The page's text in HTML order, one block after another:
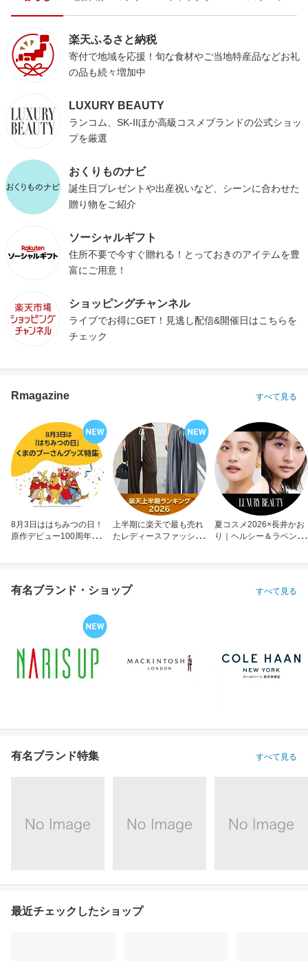
楽天ふるさと納税
寄付で地域を応援！旬な食材やご当地特産品などお礼
の品も続々増加中
LUXURY BEAUTY
ランコム、SK-IIほか高級コスメブランドの公式ショッ
プを厳選
おくりものナビ
誕生日プレゼントや出産祝いなど、シーンに合わせた
贈り物をご紹介
ソーシャルギフト
住所不要で今すぐ贈れる！とっておきのアイテムを豊
富にご用意！
ショッピングチャンネル
ライブでお得にGET！見逃し配信&開催日はこちらを
チェック
Rmagazine すべて見る
8月3日ははちみつの日！
原作デビュー100周年も
上半期に楽天で最も売れ
たレディースファッショ
夏コスメ2026×長井かお
り｜ヘルシー＆ラベンダ
有名ブランド・ショップ すべて見る
有名ブランド特集 すべて見る
最近チェックしたショップ